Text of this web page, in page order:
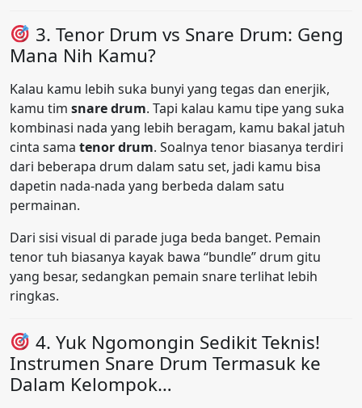
3. Tenor Drum vs Snare Drum: Geng
Mana Nih Kamu?
Kalau kamu lebih suka bunyi yang tegas dan enerjik,
kamu tim snare drum. Tapi kalau kamu tipe yang suka
kombinasi nada yang lebih beragam, kamu bakal jatuh
cinta sama tenor drum. Soalnya tenor biasanya terdiri
dari beberapa drum dalam satu set, jadi kamu bisa
dapetin nada-nada yang berbeda dalam satu
permainan.
Dari sisi visual di parade juga beda banget. Pemain
tenor tuh biasanya kayak bawa “bundle” drum gitu
yang besar, sedangkan pemain snare terlihat lebih
ringkas.
4. Yuk Ngomongin Sedikit Teknis!
Instrumen Snare Drum Termasuk ke
Dalam Kelompok…